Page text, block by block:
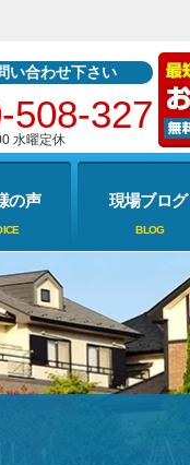
い合わせ下さい
508-327
水曜定休
の声 現場ブログ